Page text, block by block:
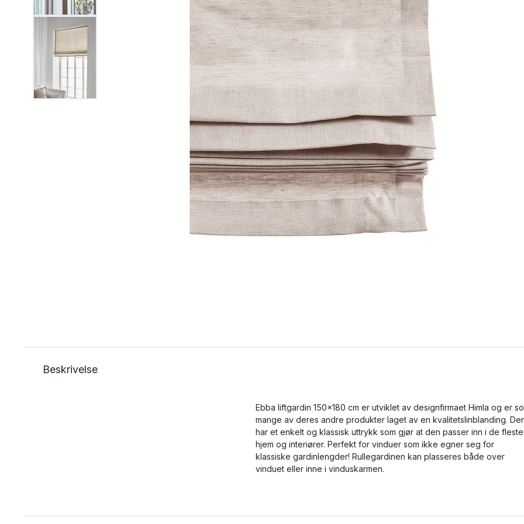
Beskrivelse
Ebba liftgardin 150x180 cm er utviklet av designfirmaet Himla og er
mange av deres andre produkter laget av en kvalitetslinblanding.
har et enkelt og klassisk uttrykk som gjør at den passer inn i de fleste
hjem og interiører. Perfekt for vinduer som ikke egner seg for
klassiske gardinlengder! Rullegardinen kan plasseres både over
vinduet eller inne i vinduskarmen.